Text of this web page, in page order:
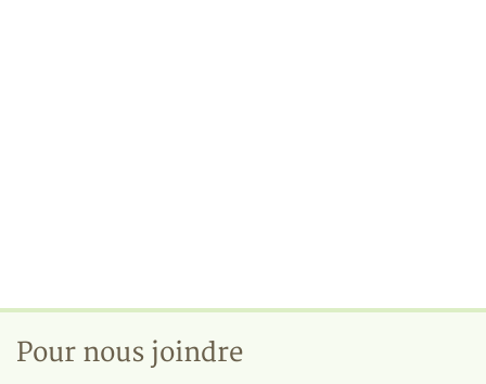
Pour nous joindre